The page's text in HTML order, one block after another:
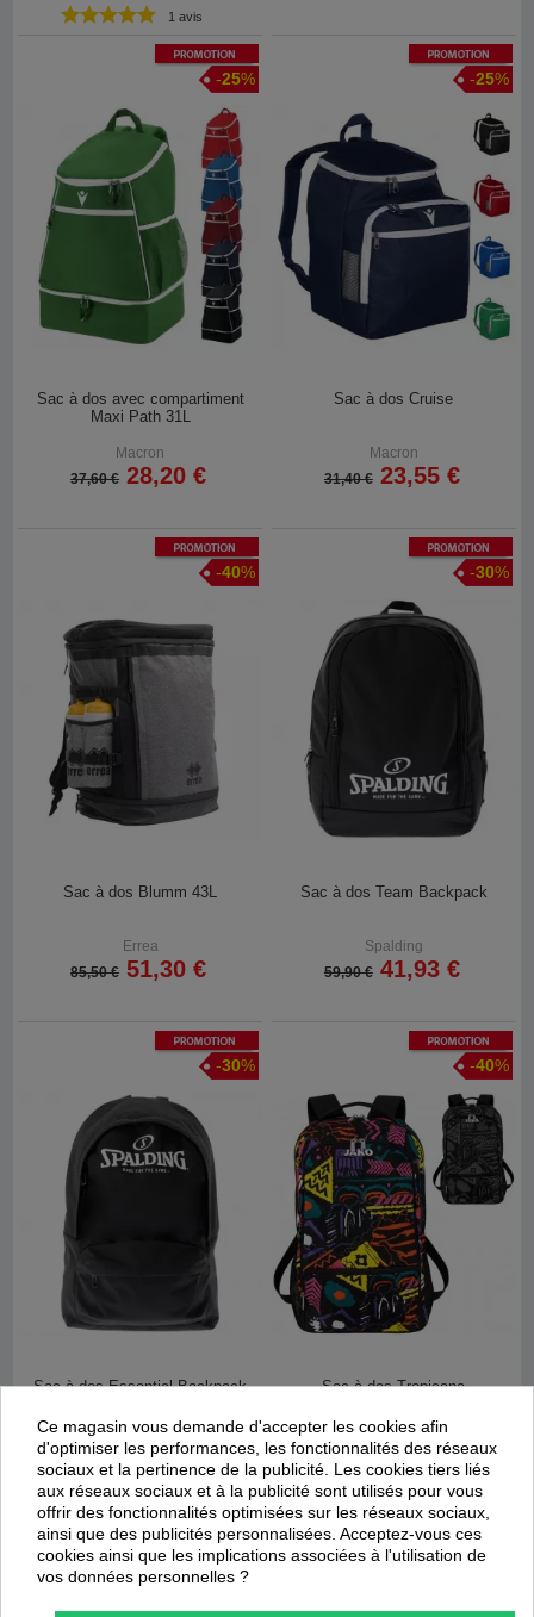
1 avis
Promotion
-25%
Sac à dos avec compartiment
Maxi Path 31L
Macron
37,60 € 28,20 €
Promotion
-25%
Sac à dos Cruise
Macron
31,40 € 23,55 €
Promotion
-40%
Sac à dos Blumm 43L
Errea
85,50 € 51,30 €
Promotion
-30%
Sac à dos Team Backpack
Spalding
59,90 € 41,93 €
Promotion
-30%
Sac à dos Essential Backpack
Spalding
34,90 € 24,43 €
Promotion
-40%
Sac à dos Tropicana
Jako
39,90 € 23,94 €
Promotion
-30%
Promotion
-30
Ce magasin vous demande d'accepter les cookies afin
d'optimiser les performances, les fonctionnalités des réseaux
sociaux et la pertinence de la publicité. Les cookies tiers liés
aux réseaux sociaux et à la publicité sont utilisés pour vous
offrir des fonctionnalités optimisées sur les réseaux sociaux,
ainsi que des publicités personnalisées. Acceptez-vous ces
cookies ainsi que les implications associées à l'utilisation de
vos données personnelles ?